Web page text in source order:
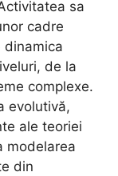
sa
cadre
dinamica
de la
complexe.
evolutivă,
ale teoriei
modelarea
din